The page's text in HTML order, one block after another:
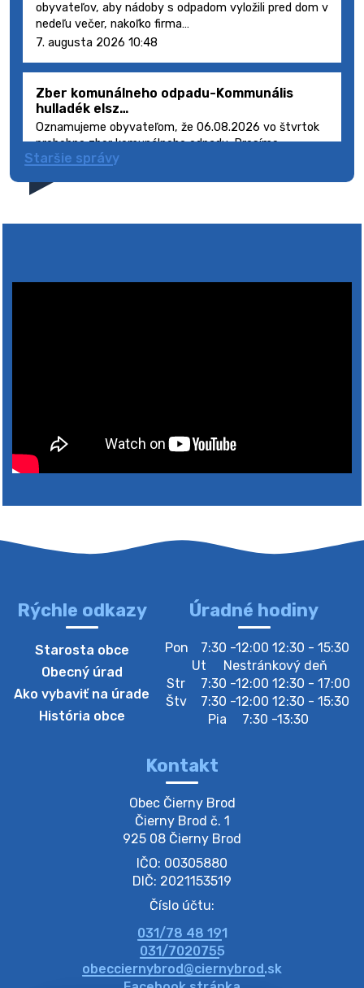
obyvateľov, aby nádoby s odpadom vyložili pred dom v
nedeľu večer, nakoľko firma…
7. augusta 2026 10:48
Zber komunálneho odpadu-Kommunális
hulladék elsz…
Oznamujeme obyvateľom, že 06.08.2026 vo štvrtok
prebehne zber komunálneho odpadu. Prosíme
obyvateľov, aby smetné nádoby s odpadom vyložili
5. augusta 2026 08:41
4. augusta 2026 10:05
Zberný dvor-Gyűjtőudvar
Oznamujeme obyvateľom, že v stredu 05. augusta
bude zberný dvor zatvorený. Értesítjük a lakosokat,
hogy szerdán augusztus 05-én a gyűjtőudvar zárva
lesz https://ciernybrod.sk?p=214…
Zber separovaného odpadu plastu-
Szeparált műanya…
Oznamujeme obyvateľom, že v stredu 05. augusta
prebehne zber separovaného odpadu plastu. Prosíme
obyvateľov, aby vrecia s odpadom vyložili pred dom už
večer vopred, nakoľko firma F…
4. augusta 2026 09:51
Oznámenie o plánovanom prerušení dodávky
elektri…
Oznamujeme Vám, že v určitých dňoch bude v
Staršie správy
Rýchle odkazy
Starosta obce
Obecný úrad
Ako vybaviť na úrade
História obce
Úradné hodiny
Pon
7:30 -12:00 12:30 - 15:30
Ut
Nestránkový deň
Str
7:30 -12:00 12:30 - 17:00
Štv
7:30 -12:00 12:30 - 15:30
Pia
7:30 -13:30
Kontakt
Obec Čierny Brod
Čierny Brod č. 1
925 08 Čierny Brod
IČO: 00305880
DIČ: 2021153519
Číslo účtu:
031/78 48 191
031/7020755
obecciernybrod@ciernybrod.sk